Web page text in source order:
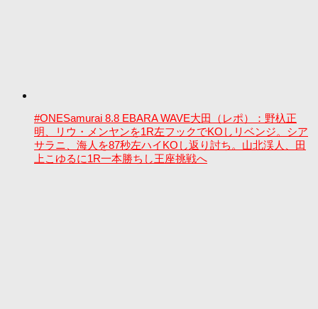
#ONESamurai 8.8 EBARA WAVE大田（レポ）：野杁正
明、リウ・メンヤンを1R左フックでKOしリベンジ。シア
サラニ、海人を87秒左ハイKOし返り討ち。山北渓人、田
上こゆるに1R一本勝ちし王座挑戦へ